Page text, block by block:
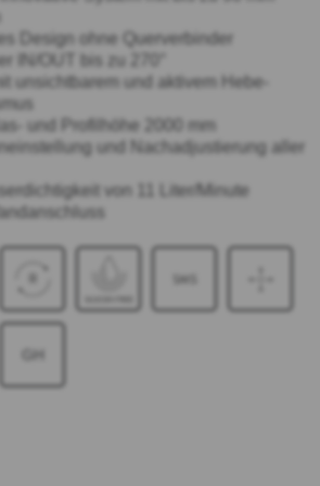
Design ohne Querverbinder
IN/OUT bis zu 270°
unsichtbarem und aktivem Hebe-
und Profilhöhe 2000 mm
und Nachadjustierung aller
von 11 Liter/Minute
GH